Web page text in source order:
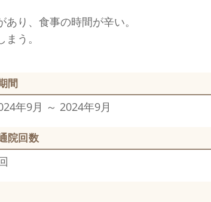
り、食事の時間が辛い。
う。
間
年9月 ～ 2024年9月
院回数